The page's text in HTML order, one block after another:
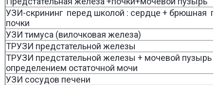
УЗИ-скрининг перед школой : сердце + брюшная
почки
УЗИ тимуса (вилочковая железа)
ТРУЗИ предстательной железы
ТРУЗИ предстательной железы + мочевой пузырь с
определением остаточной мочи
УЗИ сосудов печени